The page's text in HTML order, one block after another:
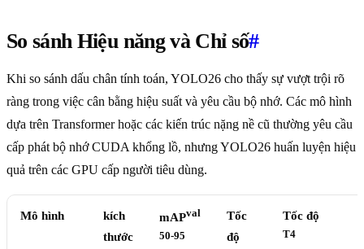
So sánh Hiệu năng và Chỉ số#
Khi so sánh dấu chân tính toán, YOLO26 cho thấy sự vượt trội rõ
ràng trong việc cân bằng hiệu suất và yêu cầu bộ nhớ. Các mô hình
dựa trên Transformer hoặc các kiến trúc nặng nề cũ thường yêu cầu
cấp phát bộ nhớ CUDA khổng lồ, nhưng YOLO26 huấn luyện hiệu
quả trên các GPU cấp người tiêu dùng.
Mô hình
kích
thước
mAPval
50-95
Tốc
độ
Tốc độ
T4